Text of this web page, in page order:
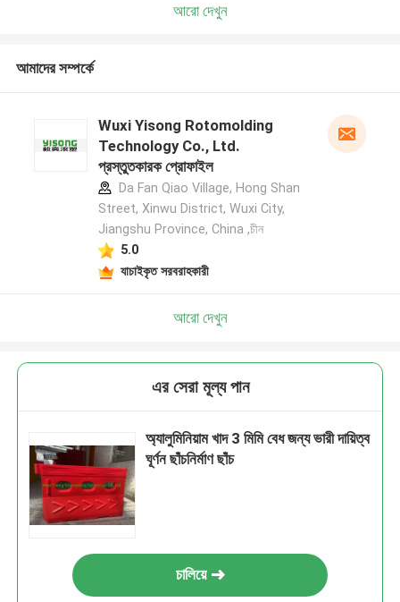
আরো দেখুন
আমাদের সম্পর্কে
Wuxi Yisong Rotomolding
Technology Co., Ltd.
প্রস্তুতকারক প্রোফাইল
Da Fan Qiao Village, Hong Shan
Street, Xinwu District, Wuxi City,
Jiangshu Province, China ,চীন
5.0
যাচাইকৃত সরবরাহকারী
আরো দেখুন
এর সেরা মূল্য পান
অ্যালুমিনিয়াম খাদ 3 মিমি বেধ জন্য ভারী দায়িত্ব
ঘূর্ণন ছাঁচনির্মাণ ছাঁচ
চালিয়ে